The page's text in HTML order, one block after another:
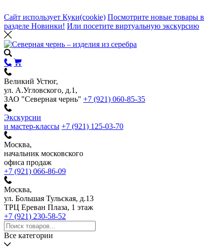
Сайт использует Куки(cookie) Посмотрите новые товары в
разделе Новинки! Или посетите виртуальную экскурсию
Великий Устюг,
ул. А.Угловского, д.1,
ЗАО "Северная чернь" +7 (921) 060-85-35
Экскурсии
и мастер-классы +7 (921) 125-03-70
Москва,
начальник московского
офиса продаж
+7 (921) 066-86-09
Москва,
ул. Большая Тульская, д.13
ТРЦ Ереван Плаза, 1 этаж
+7 (921) 230-58-52
Все категории